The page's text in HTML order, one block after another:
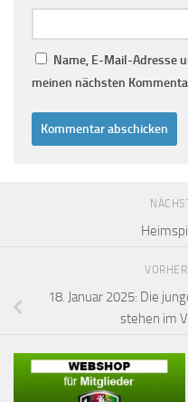
Name, E-Mail-Adresse
meinen nächsten
18. Januar 2025: Die
stehen im